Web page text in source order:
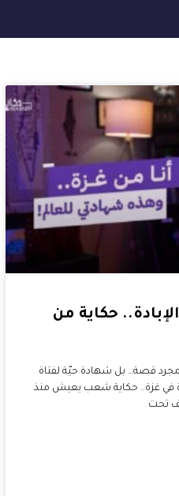
حكاية من
قصة… بل شهادة حيّة لفتاة
في غزة.. حكاية شعب يعيش منذ
تحت